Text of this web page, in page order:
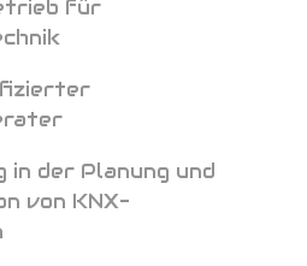
für
in der Planung und
von KNX-